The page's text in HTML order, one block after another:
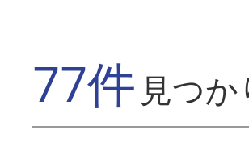
77件 見つ